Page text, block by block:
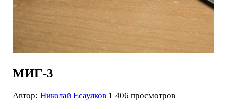
МИГ-3
Автор: Николай Есаулков 1 406 просмотров